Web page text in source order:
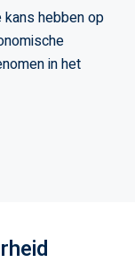
hebben op
in het